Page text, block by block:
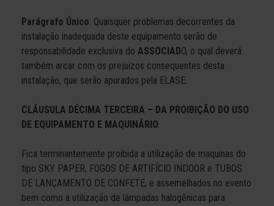
Parágrafo Único: Quaisquer problemas decorrentes da
instalação inadequada deste equipamento serão de
responsabilidade exclusiva do ASSOCIADO, o qual deverá
também arcar com os prejuízos consequentes desta
instalação, que serão apurados pela ELASE.
CLÁUSULA DÉCIMA TERCEIRA – DA PROIBIÇÃO DO USO
DE EQUIPAMENTO E MAQUINÁRIO
Fica terminantemente proibida a utilização de maquinas do
tipo SKY PAPER, FOGOS DE ARTIFÍCIO INDOOR e TUBOS
DE LANÇAMENTO DE CONFETE, e assemelhados no evento
bem como a utilização de lâmpadas halogênicas para